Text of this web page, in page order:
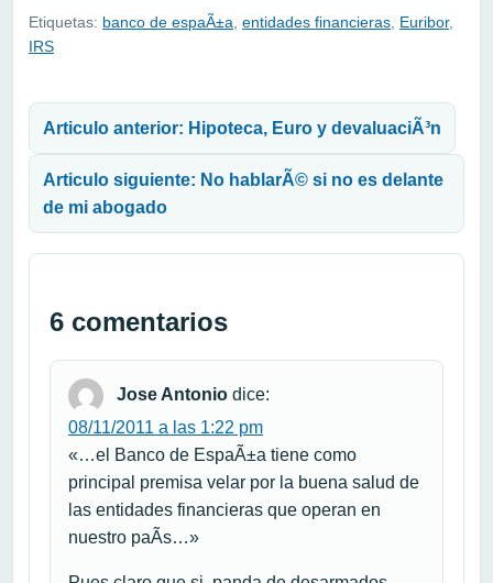
Etiquetas: banco de espaÃ±a entidades financieras Euribor,
IRS
Articulo anterior: Hipoteca, Euro y devaluaciÃ³n
Articulo siguiente: No hablarÃ© si no es delante
de mi abogado
6 comentarios
Jose Antonio dice:
08/11/2011 a las 1:22 pm
«…el Banco de EspaÃ±a tiene como
principal premisa velar por la buena salud de
las entidades financieras que operan en
nuestro paÃ­s…»